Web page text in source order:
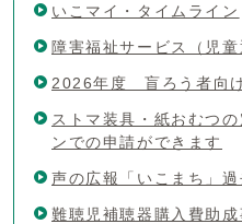
いこマイ・タイムライン
障害福祉サービス（児
2026年度 盲ろう者向
ストマ装具・紙おむつ
ンでの申請ができます
声の広報「いこまち」
難聴児補聴器購入費助成